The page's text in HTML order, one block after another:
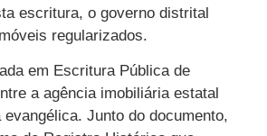
escritura, o governo distrital
regularizados.
em Escritura Pública de
a agência imobiliária estatal
evangélica. Junto do documento,